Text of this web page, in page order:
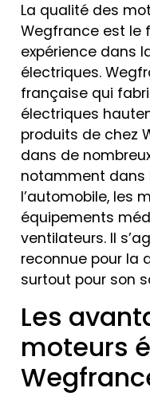
La qualité des
Wegfrance est le
expérience dans
électriques.
française qui
électriques
produits de chez
dans de
notamment dans
l’automobile, les
équipements
ventilateurs. Il
reconnue pour la
surtout pour son
Les
moteurs